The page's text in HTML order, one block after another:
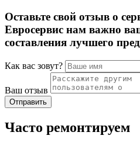
Оставьте свой отзыв о
Евросервис нам важно
составления лучшего
Как вас зовут?
Ваш отзыв
Часто ремонтируем